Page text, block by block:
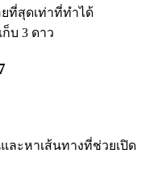
ที่สุดเท่าที่ทำได้
บ 3 ดาว
ะหาเส้นทางที่ช่วยเปิด